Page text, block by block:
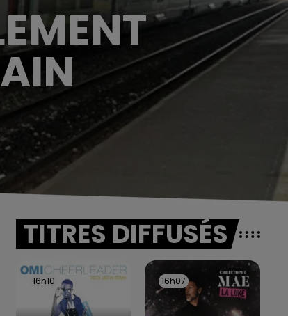
TITRES DIFFUSÉS
16h10
16h10 16h07
16h07